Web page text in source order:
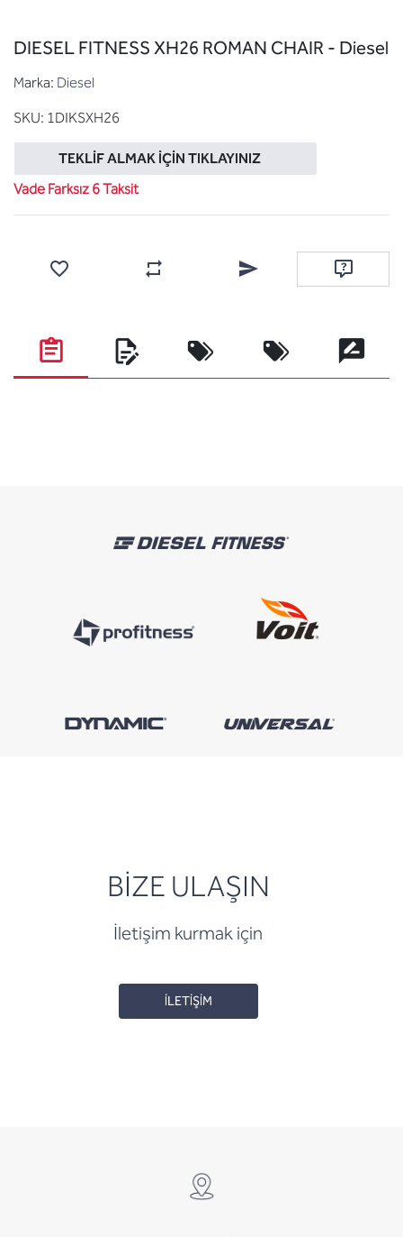
DIESEL FITNESS XH26 ROMAN CHAIR - Diesel
Marka: Diesel
SKU: 1DIKSXH26
TEKLIF ALMAK İÇIN TIKLAYINIZ
Vade Farksız 6 Taksit
Karşılaştırma listesine ekleArkadaşına e-posta ile
Soru sor
BİZE ULAŞIN
İletişim kurmak için
İLETİŞİM